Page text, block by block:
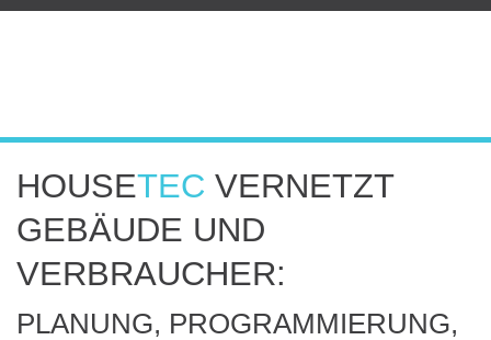
HOUSETEC VERNETZT
GEBÄUDE UND
VERBRAUCHER:
PLANUNG, PROGRAMMIERUNG,